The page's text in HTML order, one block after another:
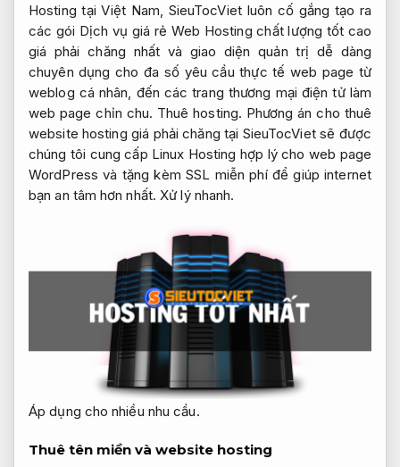
Hosting tại Việt Nam, SieuTocViet luôn cố gắng tạo ra
các gói Dịch vụ giá rẻ Web Hosting chất lượng tốt cao
giá phải chăng nhất và giao diện quản trị dễ dàng
chuyên dụng cho đa số yêu cầu thực tế web page từ
weblog cá nhân, đến các trang thương mại điện tử làm
web page chỉn chu. Thuê hosting. Phương án cho thuê
website hosting giá phải chăng tại SieuTocViet sẽ được
chúng tôi cung cấp Linux Hosting hợp lý cho web page
WordPress và tặng kèm SSL miễn phí để giúp internet
bạn an tâm hơn nhất.Xử lý nhanh.
Áp dụng cho nhiều nhu cầu.
Thuê tên miền và website hosting